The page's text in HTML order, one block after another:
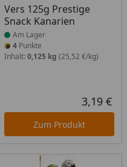
Preis
Vers 125g Prestige
Snack Kanarien
Produkt am Lager
Am Lager
4Punkte
Inhalt: 0,125 kg (25,52 €/kg)
3,19 €
Zum Produkt